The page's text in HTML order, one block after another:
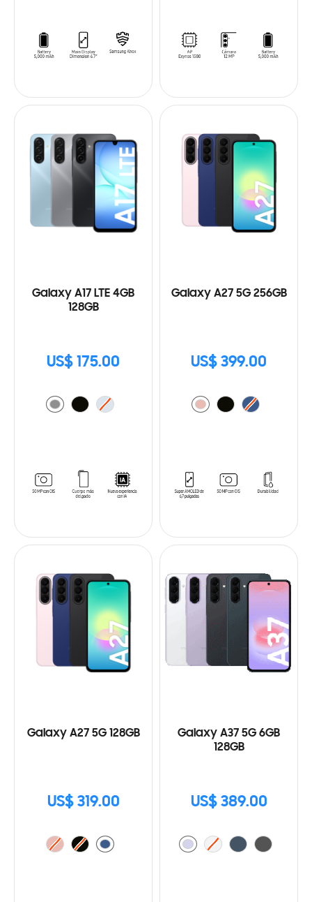
Galaxy A17 LTE 4GB
128GB
US$ 175.00
Galaxy A27 5G 256GB
US$ 399.00
Galaxy A27 5G 128GB
US$ 319.00
Galaxy A37 5G 6GB
128GB
US$ 389.00